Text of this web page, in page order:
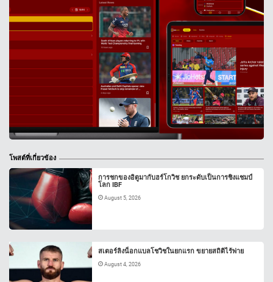
โพสต์ที่เกี่ยวข้อง
การชกของอิตูมากับฮร์โกวิช ยกระดับเป็นการชิงแชมป์
โลก IBF
August 5, 2026
สเตอร์ลิงน็อกแบลโชวิชในยกแรก ขยายสถิติไร้พ่าย
August 4, 2026